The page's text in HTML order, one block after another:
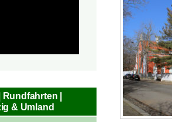
|
& Umland